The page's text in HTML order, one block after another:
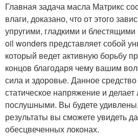
Главная задача масла Матрикс
влаги, доказано, что от этого
упругими, гладкими и
oil wonders представляет собой
который ведет активную борьбу
концов благодаря чему вашим
сила и здоровье. Данное
статическое напряжение и
послушными. Вы будете
результаты вы сможете увидеть
обесцвеченных локонах.